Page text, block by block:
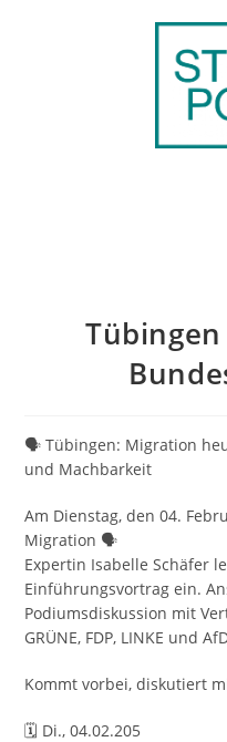
🗣️ Tübingen: Migration
und Machbarkeit
Am Dienstag, den 04.
Migration 🗣️
Expertin Isabelle Schäfer
Einführungsvortrag ein.
Podiumsdiskussion mit
GRÜNE, FDP, LINKE und
Kommt vorbei, diskutiert
🗓️ Di., 04.02.205